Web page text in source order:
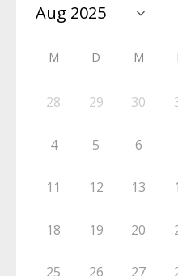
M D M
28 29 30
4 5 6
11 12 13
18 19 20
25 26 27